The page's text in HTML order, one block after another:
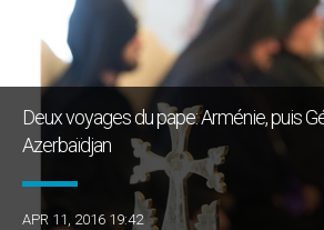
Deux voyages du pape: Arménie, puis
Azerbaïdjan
APR 11, 2016 19:42